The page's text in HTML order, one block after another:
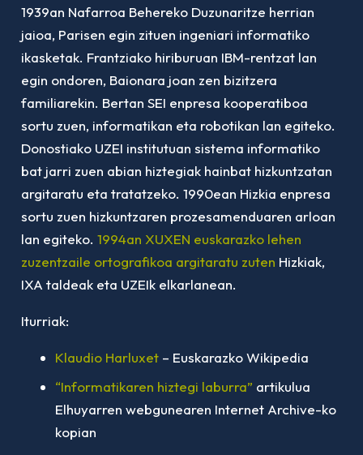
1939an Nafarroa Behereko Duzunaritze herrian
jaioa, Parisen egin zituen ingeniari informatiko
ikasketak. Frantziako hiriburuan IBM-rentzat lan
egin ondoren, Baionara joan zen bizitzera
familiarekin. Bertan SEI enpresa kooperatiboa
sortu zuen, informatikan eta robotikan lan egiteko.
Donostiako UZEI institutuan sistema informatiko
bat jarri zuen abian hiztegiak hainbat hizkuntzatan
argitaratu eta tratatzeko. 1990ean Hizkia enpresa
sortu zuen hizkuntzaren prozesamenduaren arloan
lan egiteko. 1994an XUXEN euskarazko lehen
zuzentzaile ortografikoa argitaratu zuten Hizkiak,
IXA taldeak eta UZEIk elkarlanean.
Iturriak:
Klaudio Harluxet – Euskarazko Wikipedia
“Informatikaren hiztegi laburra” artikulua
Elhuyarren webgunearen Internet Archive-ko
kopian